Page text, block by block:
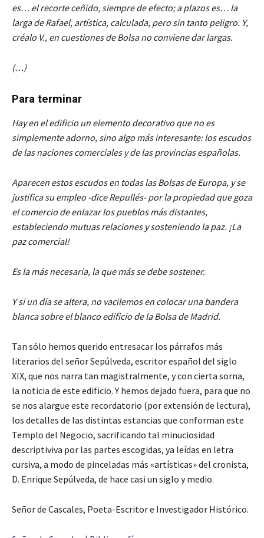
es… el recorte ceñido, siempre de efecto; a plazos es… la
larga de Rafael, artística, calculada, pero sin tanto peligro. Y,
créalo V., en cuestiones de Bolsa no conviene dar largas.
(…)
Para terminar
Hay en el edificio un elemento decorativo que no es
simplemente adorno, sino algo más interesante: los escudos
de las naciones comerciales y de las provincias españolas.
Aparecen estos escudos en todas las Bolsas de Europa, y se
justifica su empleo -dice Repullés- por la propiedad que goza
el comercio de enlazar los pueblos más distantes,
estableciendo mutuas relaciones y sosteniendo la paz. ¡La
paz comercial!
Es la más necesaria, la que más se debe sostener.
Y si un día se altera, no vacilemos en colocar una bandera
blanca sobre el blanco edificio de la Bolsa de Madrid.
Tan sólo hemos querido entresacar los párrafos más
literarios del señor Sepúlveda, escritor español del siglo
XIX, que nos narra tan magistralmente, y con cierta sorna,
la noticia de este edificio. Y hemos dejado fuera, para que no
se nos alargue este recordatorio (por extensión de lectura),
los detalles de las distintas estancias que conforman este
Templo del Negocio, sacrificando tal minuciosidad
descriptiviva por las partes escogidas, ya leídas en letra
cursiva, a modo de pinceladas más «artísticas» del cronista,
D. Enrique Sepúlveda, de hace casi un siglo y medio.
Señor de Cascales, Poeta-Escritor e Investigador Histórico.